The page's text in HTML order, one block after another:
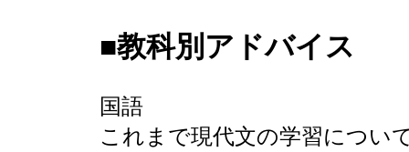
■教科別アドバイス
国語
これまで現代文の学習につい